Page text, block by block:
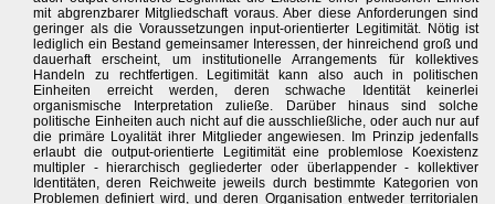
mit abgrenzbarer Mitgliedschaft voraus. Aber diese Anforderungen sind
geringer als die Voraussetzungen input-orientierter Legitimität. Nötig ist
lediglich ein Bestand gemeinsamer Interessen, der hinreichend groß und
dauerhaft erscheint, um institutionelle Arrangements für kollektives
Handeln zu rechtfertigen. Legitimität kann also auch in politischen
Einheiten erreicht werden, deren schwache Identität keinerlei
organismische Interpretation zuließe. Darüber hinaus sind solche
politische Einheiten auch nicht auf die ausschließliche, oder auch nur auf
die primäre Loyalität ihrer Mitglieder angewiesen. Im Prinzip jedenfalls
erlaubt die output-orientierte Legitimität eine problemlose Koexistenz
multipler - hierarchisch gegliederter oder überlappender - kollektiver
Identitäten, deren Reichweite jeweils durch bestimmte Kategorien von
Problemen definiert wird, und deren Organisation entweder territorialen